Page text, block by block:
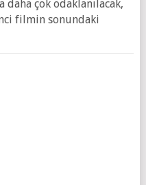
daha çok odaklanılacak,
filmin sonundaki